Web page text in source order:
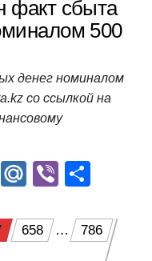
факт сбыта
500
денег номиналом
со ссылкой на
T
M
.R
u
Vi
er п
р
658 …
786